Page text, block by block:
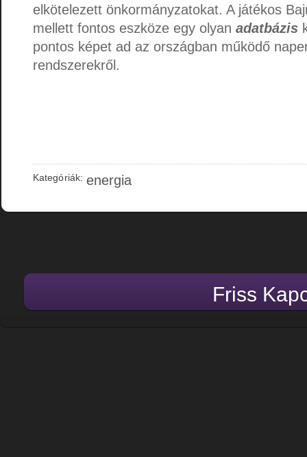
elkötelezett önkormányzatokat. A játékos
mellett fontos eszköze egy olyan adatbázis
pontos képet ad az országban működő
rendszerekről.
Kategóriák: energia
Friss